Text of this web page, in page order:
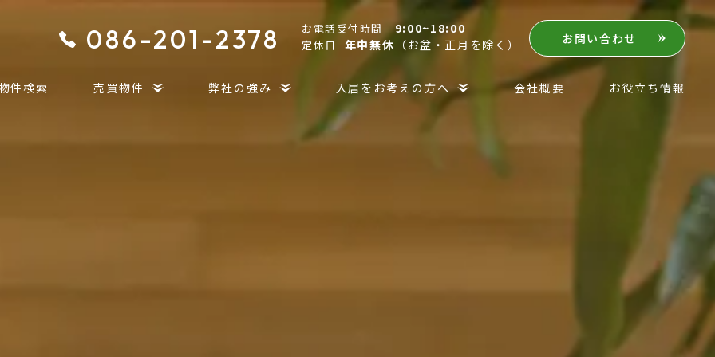
086-201-2378 お電話受付時間 9:00~18:00
定休日 年中無休 （お盆・正月を除く） お問い合わせ
件検索 売買物件 弊社の強み 入居をお考えの方へ 会社概要 お役立ち情報